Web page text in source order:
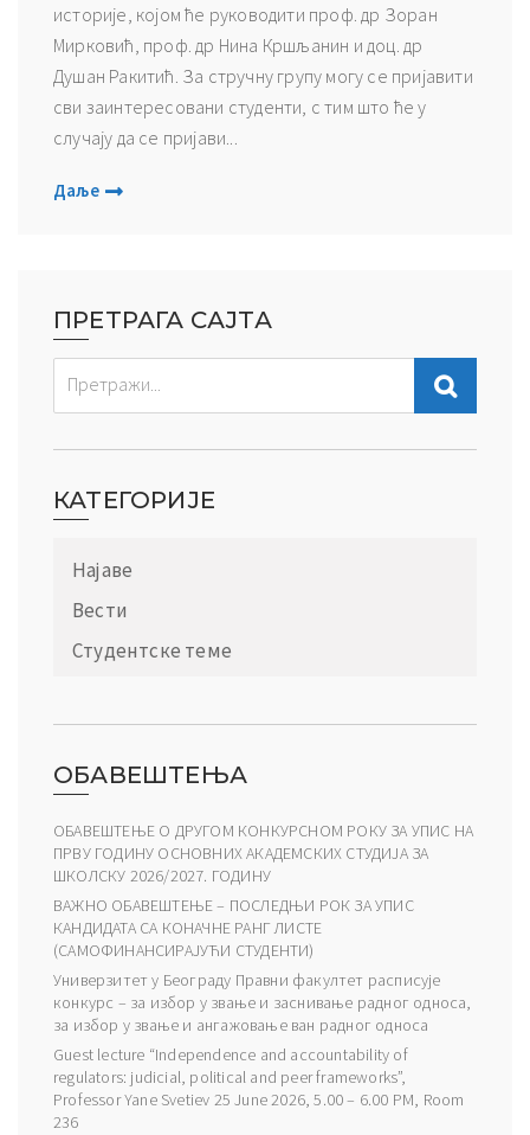
историје, којом ће руководити проф. др Зоран
Мирковић, проф. др Нина Кршљанин и доц. др
Душан Ракитић. За стручну групу могу се пријавити
сви заинтересовани студенти, с тим што ће у
случају да се пријави...
Даље
ПРЕТРАГА САЈТА
КАТЕГОРИЈЕ
Најаве
Вести
Студентске теме
ОБАВЕШТЕЊА
ОБАВЕШТЕЊЕ О ДРУГОМ КОНКУРСНОМ РОКУ ЗА УПИС НА
ПРВУ ГОДИНУ ОСНОВНИХ АКАДЕМСКИХ СТУДИЈА ЗА
ШКОЛСКУ 2026/2027. ГОДИНУ
ВАЖНО ОБАВЕШТЕЊЕ – ПОСЛЕДЊИ РОК ЗА УПИС
КАНДИДАТА СА КОНАЧНЕ РАНГ ЛИСТЕ
(САМОФИНАНСИРАЈУЋИ СТУДЕНТИ)
Универзитет у Београду Правни факултет расписује
конкурс – за избор у звање и заснивање радног односа,
за избор у звање и ангажовање ван радног односа
Guest lecture “Independence and accountability of
regulators: judicial, political and peer frameworks”,
Professor Yane Svetiev 25 June 2026, 5.00 – 6.00 PM, Room
236